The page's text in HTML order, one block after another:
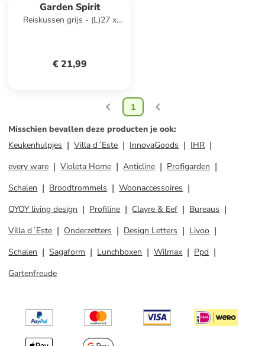
Garden Spirit
Reiskussen grijs - (L)27 x
€ 21,99
1
Misschien bevallen deze producten je ook:
Keukenhulpjes
Villa d´Este InnovaGoods
IHR
every ware
Violeta Home Anticline
Profigarden
Schalen
Broodtrommels
Woonaccessoires
OYOY living design
Profiline Clayre & Eef
Bureaus
Villa d´Este
Onderzetters Design Letters
Livoo
Schalen
Sagaform Lunchboxen Wilmax
Ppd
Gartenfreude